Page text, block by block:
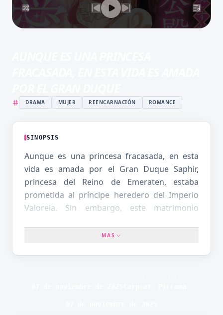
DRAMA MUJER REENCARNACIÓN ROMANCE
SINOPSIS
Aunque es una princesa fracasada, en esta
vida es amada por el Gran Duque Saphir,
princesa del Reino de Emeraten, estaba
prometida al príncipe heredero del Imperio
Valoreia. Sin embargo, este matrimonio
el principio. Acusada falsamente de asesinato,
MAS